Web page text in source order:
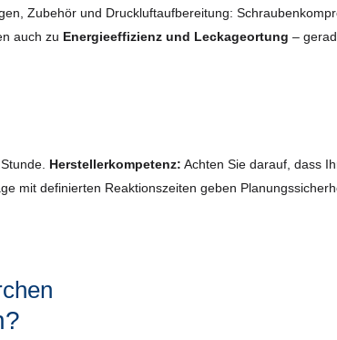
Zubehör und Druckluftaufbereitung:
auch zu Energieeffizienz und Leckageortung –
Herstellerkompetenz: Achten Sie darauf, dass
mit definierten Reaktionszeiten geben